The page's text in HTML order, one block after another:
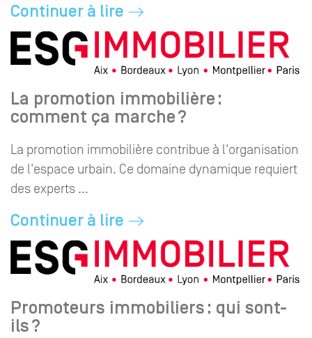
Continuer à lire
La promotion immobilière :
comment ça marche ?
La promotion immobilière contribue à l'organisation
de l'espace urbain. Ce domaine dynamique requiert
des experts ...
Continuer à lire
Promoteurs immobiliers : qui sont-
ils ?